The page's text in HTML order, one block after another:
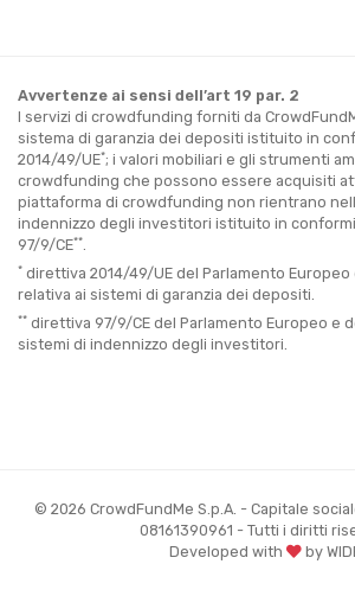
Avvertenze ai sensi dell’art 19 par. 2
I servizi di crowdfunding forniti da
sistema di garanzia dei depositi istituito in
2014/49/UE*; i valori mobiliari e gli strumenti
crowdfunding che possono essere acquisiti
piattaforma di crowdfunding non rientrano
indennizzo degli investitori istituito in
97/9/CE**.
* direttiva 2014/49/UE del Parlamento Europeo
relativa ai sistemi di garanzia dei depositi.
** direttiva 97/9/CE del Parlamento Europeo e
sistemi di indennizzo degli investitori.
© 2026 CrowdFundMe S.p.A. - Capitale
08161390961 - Tutti i diritti
Developed with
by